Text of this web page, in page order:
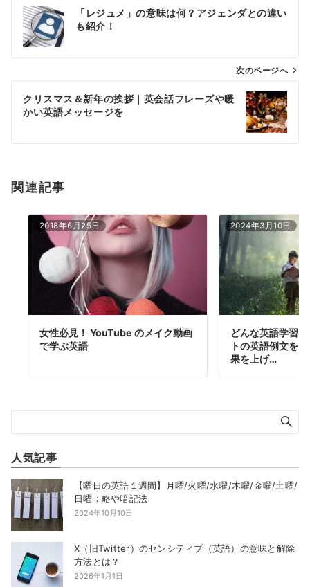
ン
「レジュメ」の意味は何？アジェンダとの違い
も紹介！
次のページへ
クリスマス＆新年の挨拶｜英会話フレーズや暖
かい英語メッセージを
関連記事
2018年6月25日
女性必見！ YouTube のメイク動画
で学ぶ英語
2024年3月10日
どんな英語学習
トの英語例文を
果を上げ…
人気記事
【曜日の英語１週間】月曜/火曜/水曜/木曜/金曜/土曜/
日曜：略や暗記法
2024年10月10日
X（旧Twitter）のセンシティブ（英語）の意味と解除
方法とは？
2026年1月1日